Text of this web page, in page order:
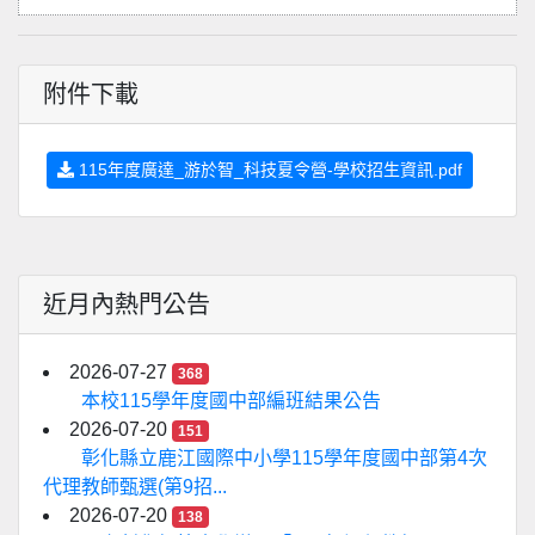
附件下載
115年度廣達_游於智_科技夏令營-學校招生資訊.pdf
近月內熱門公告
2026-07-27 368
本校115學年度國中部編班結果公告
2026-07-20
151
彰化縣立鹿江國際中小學115學年度國中部第4次
代理教師甄選(第9招...
2026-07-20
138